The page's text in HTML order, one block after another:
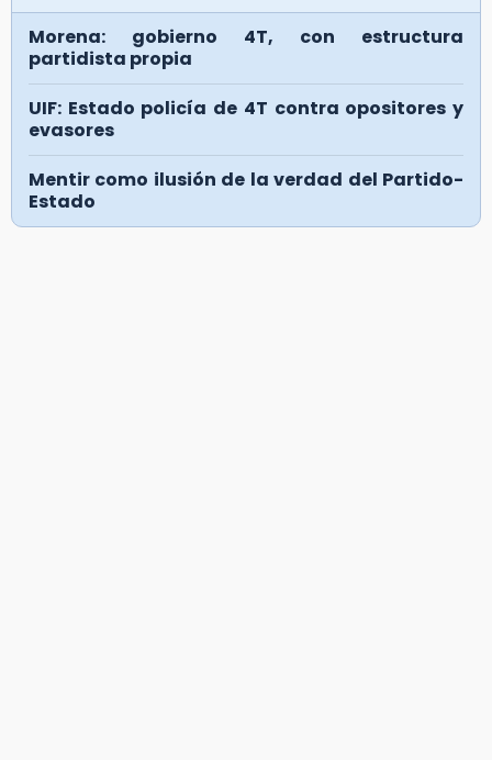
Morena: gobierno 4T, con estructura
partidista propia
UIF: Estado policía de 4T contra opositores y
evasores
Mentir como ilusión de la verdad del Partido-
Estado